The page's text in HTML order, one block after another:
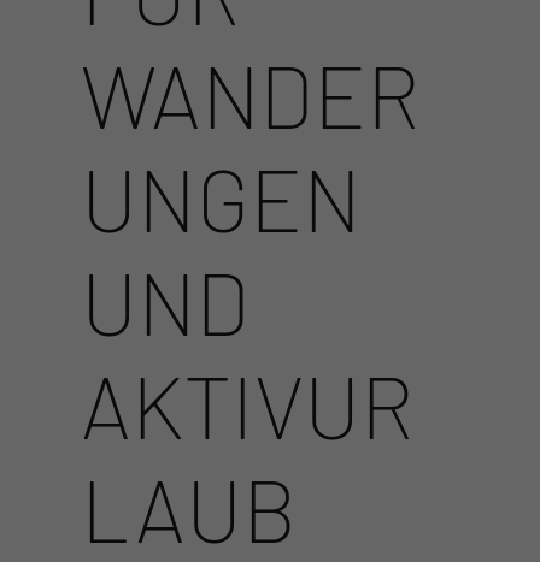
WANDER
UNGEN
UND
AKTIVUR
LAUB